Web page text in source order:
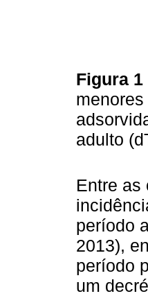
Figura 1
adulto
Entre as
período
2013),
período
um